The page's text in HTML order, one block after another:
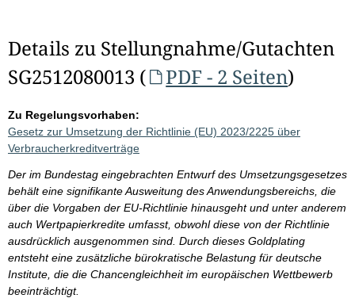
Details zu Stellungnahme/Gutachten
SG2512080013 (
PDF - 2 Seiten)
Zu Regelungsvorhaben:
Gesetz zur Umsetzung der Richtlinie (EU) 2023/2225 über
Verbraucherkreditverträge
Der im Bundestag eingebrachten Entwurf des Umsetzungsgesetzes
behält eine signifikante Ausweitung des Anwendungsbereichs, die
über die Vorgaben der EU-Richtlinie hinausgeht und unter anderem
auch Wertpapierkredite umfasst, obwohl diese von der Richtlinie
ausdrücklich ausgenommen sind. Durch dieses Goldplating
entsteht eine zusätzliche bürokratische Belastung für deutsche
Institute, die die Chancengleichheit im europäischen Wettbewerb
beeinträchtigt.